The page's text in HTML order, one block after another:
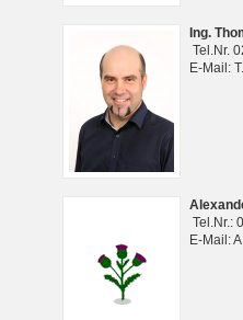
Ing.
Tel.Nr.
E-Mail:
Tel.Nr.:
E-Mail: